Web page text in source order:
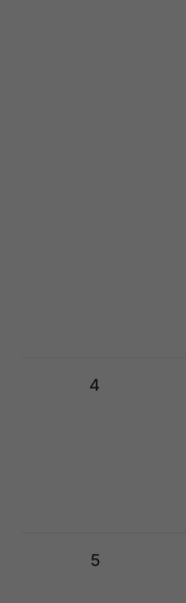
4
5